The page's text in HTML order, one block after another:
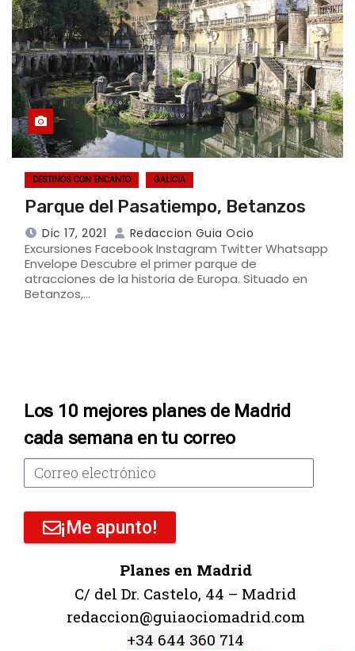
DESTINOS CON ENCANTO GALICIA
Parque del Pasatiempo, Betanzos
Dic 17, 2021 Redaccion Guia Ocio
Excursiones Facebook Instagram Twitter Whatsapp
Envelope Descubre el primer parque de
atracciones de la historia de Europa. Situado en
Betanzos,…
Los 10 mejores planes de Madrid
cada semana en tu correo
¡Me apunto!
Planes en Madrid
C/ del Dr. Castelo, 44 – Madrid
redaccion@guiaociomadrid.com
+34 644 360 714